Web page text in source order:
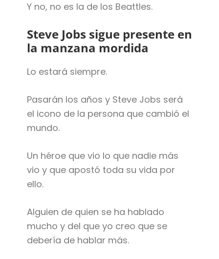
Y no, no es la de los Beattles.
Steve Jobs sigue presente en
la manzana mordida
Lo estará siempre.
Pasarán los años y Steve Jobs será
el icono de la persona que cambió el
mundo.
Un héroe que vio lo que nadie más
vio y que apostó toda su vida por
ello.
Alguien de quien se ha hablado
mucho y del que yo creo que se
debería de hablar más.